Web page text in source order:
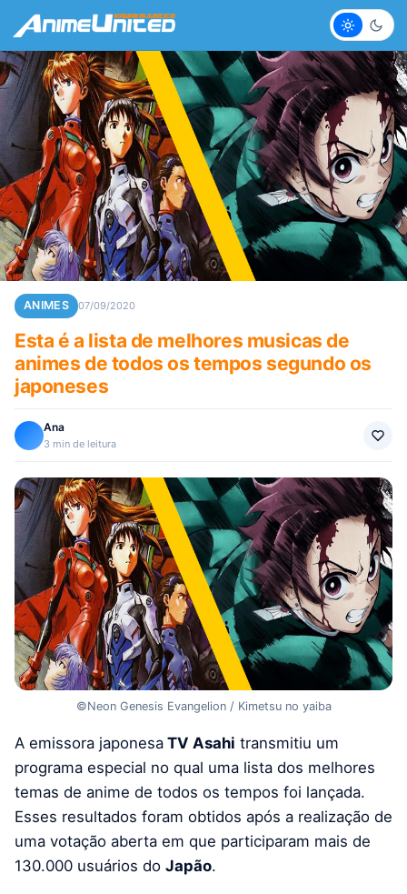
Claro
ANIMES 07/09/2020
Esta é a lista de melhores musicas de
animes de todos os tempos segundo os
japoneses
Ana
3 min de leitura
©Neon Genesis Evangelion / Kimetsu no yaiba
A emissora japonesa TV Asahi transmitiu um
programa especial no qual uma lista dos melhores
temas de anime de todos os tempos foi lançada.
Esses resultados foram obtidos após a realização de
uma votação aberta em que participaram mais de
130.000 usuários do Japão.